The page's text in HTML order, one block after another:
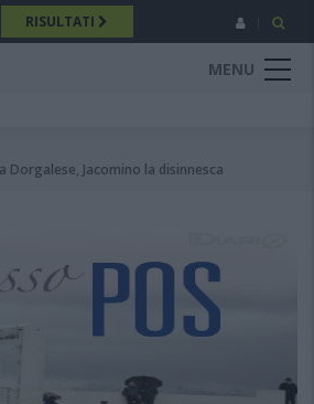
RISULTATI
MENU
Dorgalese, Jacomino la disinnesca